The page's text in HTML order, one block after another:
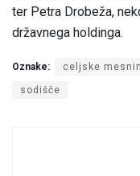
ter Petra Drobeža,
državnega holdinga.
Oznake: celjske
sodišče